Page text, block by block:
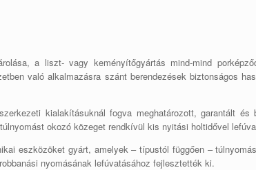
a liszt- vagy keményítőgyártás mind-mind
való alkalmazásra szánt berendezések biztonságos
kialakításuknál fogva meghatározott, garantált és
okozó közeget rendkívül kis nyitási holtidővel
eszközöket gyárt, amelyek – típustól függően –
nyomásának lefúvatásához fejlesztették ki.